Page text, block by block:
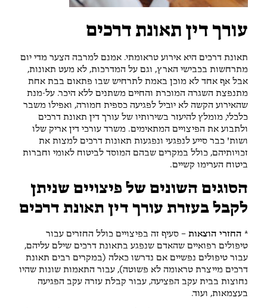
עורך דין תאונת דרכים
תאונת דרכים היא אירוע טראומתי. אמנם למרבה הצער מדי יום
מתרחשות בכבישי הארץ, וגם על המדרכות, לא מעט תאונות,
אבל אף אחד לא מוכן באמת לתרחיש שבו פתאום בבת אחת
מתנפצת השגרה המוכרת והחיים משתנים ללא היכר. על-מנת
שהאירוע הקשה לא יוביל לפגיעה כספית חמורה, ואפילו משבר
כלכלי, מומלץ להיעזר בשירותיו של עורך דין תאונת דרכים
ולתבוע את הפיצויים המתאימים. משרד עורכי דין אריק שלו
ושות' כבר סייע לנפגעי ונפגעות תאונות דרכים למצות את
זכויותיהם, כולל במקרים שבהם המוסד לביטוח לאומי וחברות
ביטוח הערימו קשיים.
הסוגים השונים של פיצויים שניתן
לקבל בעזרת עורך דין תאונת דרכים
* החזרי הוצאות – סעיף זה בפיצויים כולל החזרים עבור
טיפולים רפואיים שהאדם שנפגע בתאונת דרכים שילם עליהם,
עבור טיפולים נפשיים אם נדרשו כאלה (במקרים רבים תאונת
דרכים מייצרת טראומה לא פשוטה), עבור התאמות שונות שהיו
נחוצות בבית עקב הפציעה, עבור קבלת עזרה עקב הפגיעה
בעצמאות, ועוד.